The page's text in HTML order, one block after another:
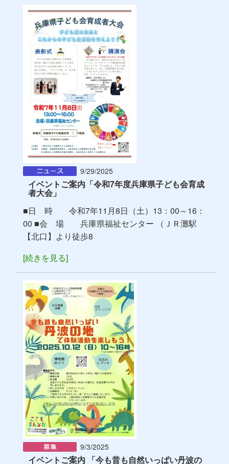
9/29/2025
イベントご案内「令和7年度兵庫県子ども会育成
者大会」
■日 時 令和7年11月8日（土）13：00～16：
00 ■会 場 兵庫県福祉センター （ＪＲ灘駅
【北口】より徒歩8
[続きを見る]
9/3/2025
イベントご案内 「今も昔も自然いっぱい丹波の